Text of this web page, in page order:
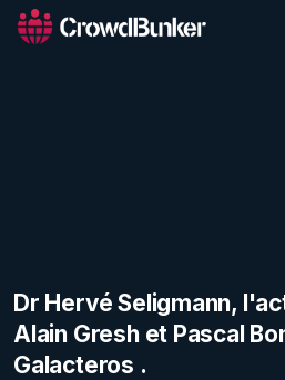
Dr Hervé Seligmann,
Alain Gresh et Pascal
Galacteros .